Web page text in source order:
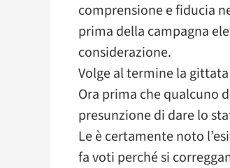
comprensione e fiducia
prima della campagna
considerazione.
Volge al termine la
Ora prima che qualcuno
presunzione di dare lo
Le è certamente noto
fa voti perché si